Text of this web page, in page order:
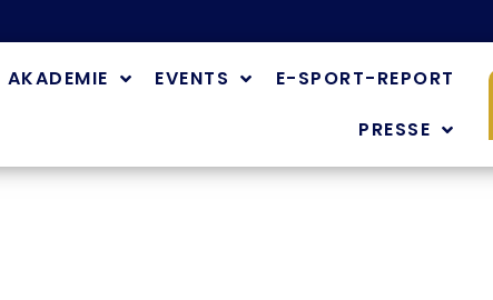
AKADEMIE EVENTS
E-SPORT-REPORT
PRESSE